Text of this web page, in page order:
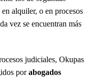
alquiler, o en procesos
vez se encuentran más
judiciales, Okupas
porabogados